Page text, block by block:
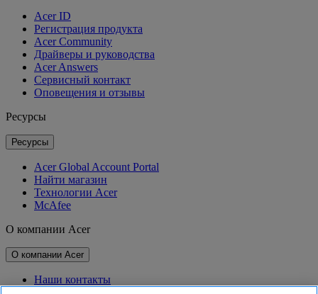
Acer ID
Регистрация продукта
Acer Community
Драйверы и руководства
Acer Answers
Сервисный контакт
Оповещения и отзывы
Ресурсы
Ресурсы
Acer Global Account Portal
Найти магазин
Технологии Acer
McAfee
О компании Acer
О компании Acer
Наши контакты